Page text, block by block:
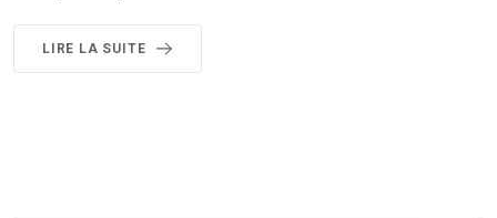
LIRE LA SUITE